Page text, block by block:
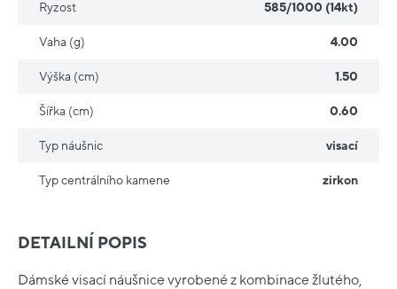
DETAILNÍ POPIS
Dámské visací náušnice vyrobené z kombinace žlutého,
Ryzost 585/1000 (14kt)
Vaha (g) 4.00
Výška (cm) 1.50
Šířka (cm) 0.60
Typ náušnic visací
Typ centrálního kamene zirkon